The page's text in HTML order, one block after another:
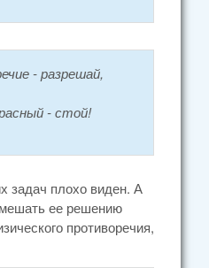
- разрешай,
- стой!
задач плохо виден. А
ее решению
противоречия,